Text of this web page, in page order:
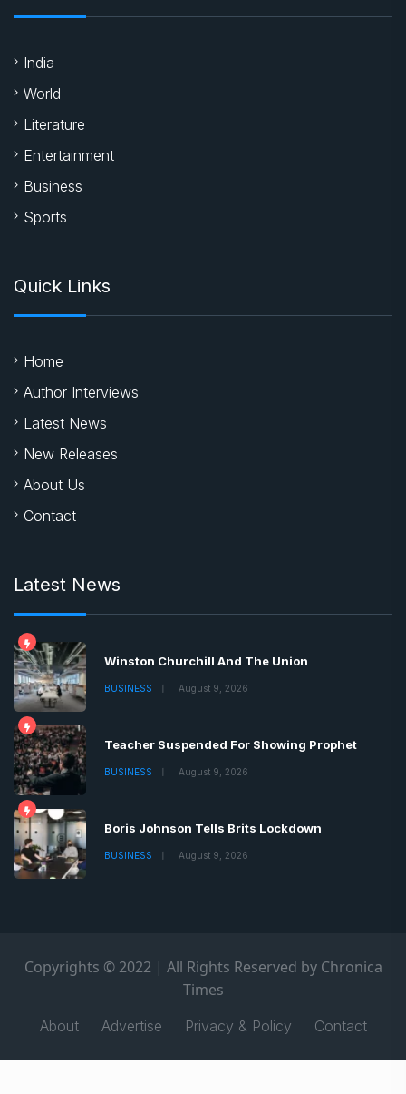
India
World
Literature
Entertainment
Business
Sports
Quick Links
Home
Author Interviews
Latest News
New Releases
About Us
Contact
Latest News
Winston Churchill And The Union
BUSINESS August 9, 2026
Teacher Suspended For Showing Prophet
BUSINESS August 9, 2026
Boris Johnson Tells Brits Lockdown
BUSINESS August 9, 2026
Copyrights © 2022 | All Rights Reserved by Chronica
Times
About Advertise Privacy & Policy Contact